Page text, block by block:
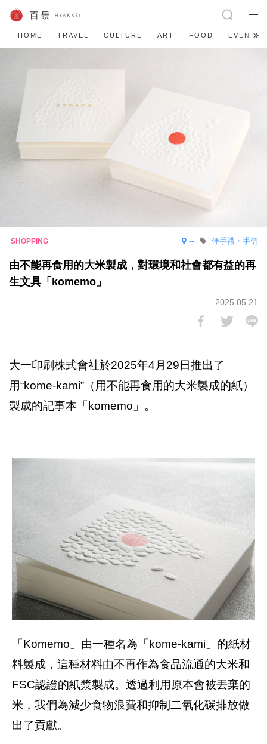
HOME TRAVEL CULTURE ART FOOD EVENT
-- 伴手禮・手信
由不能再食用的大米製成，對環境和社會都有益的再
生文具「komemo」
2025.05.21
大一印刷株式會社於2025年4月29日推出了
用“kome-kami”（用不能再食用的大米製成的紙）
製成的記事本「komemo」。
「Komemo」由一種名為「kome-kami」的紙材
料製成，這種材料由不再作為食品流通的大米和
FSC認證的紙漿製成。透過利用原本會被丟棄的
米，我們為減少食物浪費和抑制二氧化碳排放做
出了貢獻。